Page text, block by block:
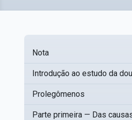
Nota
Introdução ao estudo da
Prolegômenos
Parte primeira — Das